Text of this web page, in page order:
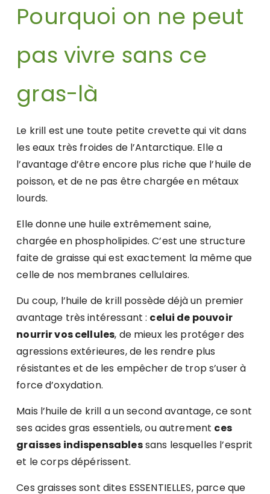
Pourquoi on ne peut
pas vivre sans ce
gras-là
Le krill est une toute petite crevette qui vit dans
les eaux très froides de l’Antarctique. Elle a
l’avantage d’être encore plus riche que l’huile de
poisson, et de ne pas être chargée en métaux
lourds.
Elle donne une huile extrêmement saine,
chargée en phospholipides. C’est une structure
faite de graisse qui est exactement la même que
celle de nos membranes cellulaires.
Du coup, l’huile de krill possède déjà un premier
avantage très intéressant : celui de pouvoir
nourrir vos cellules, de mieux les protéger des
agressions extérieures, de les rendre plus
résistantes et de les empêcher de trop s’user à
force d’oxydation.
Mais l’huile de krill a un second avantage, ce sont
ses acides gras essentiels, ou autrement ces
graisses indispensablessans lesquelles l’esprit
et le corps dépérissent.
Ces graisses sont dites ESSENTIELLES, parce que